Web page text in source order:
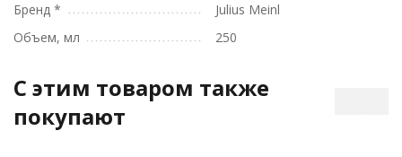
Бренд *
Julius Meinl
Объем, мл
250
C этим товаром также
покупают